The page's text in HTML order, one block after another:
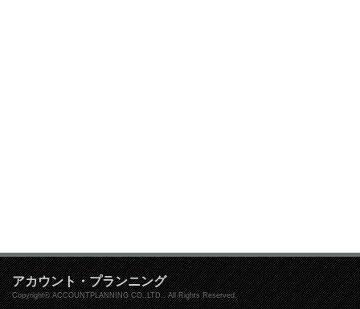
アカウント・プランニング
Copyright© ACCOUNTPLANNING CO.,LTD.. All Rights Reserved.